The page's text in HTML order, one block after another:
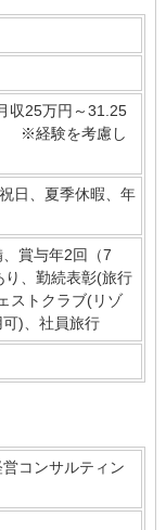
収25万円～31.25
※経験を考慮し
日、夏季休暇、年
賞与年2回（7
り、勤続表彰(旅行
ストクラブ(リゾ
)、社員旅行
コンサルティン